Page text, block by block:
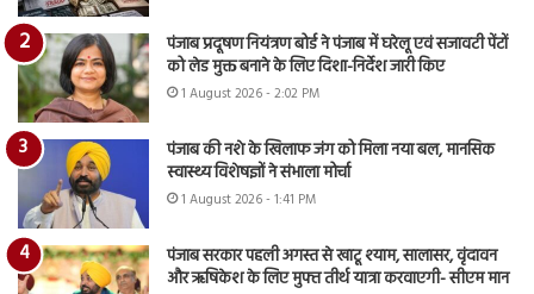
पंजाब प्रदूषण नियंत्रण बोर्ड ने पंजाब में घरेलू एवं सजावटी पेंटों
को लेड मुक्त बनाने के लिए दिशा-निर्देश जारी किए
1 August 2026 - 2:02 PM
पंजाब की नशे के खिलाफ जंग को मिला नया बल, मानसिक
स्वास्थ्य विशेषज्ञों ने संभाला मोर्चा
1 August 2026 - 1:41 PM
पंजाब सरकार पहली अगस्त से खाटू श्याम, सालासर, वृंदावन
और ऋषिकेश के लिए मुफ्त तीर्थ यात्रा करवाएगी- सीएम मान